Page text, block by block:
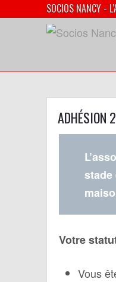
SOCIOS NANCY -
stade
Votre
Vous